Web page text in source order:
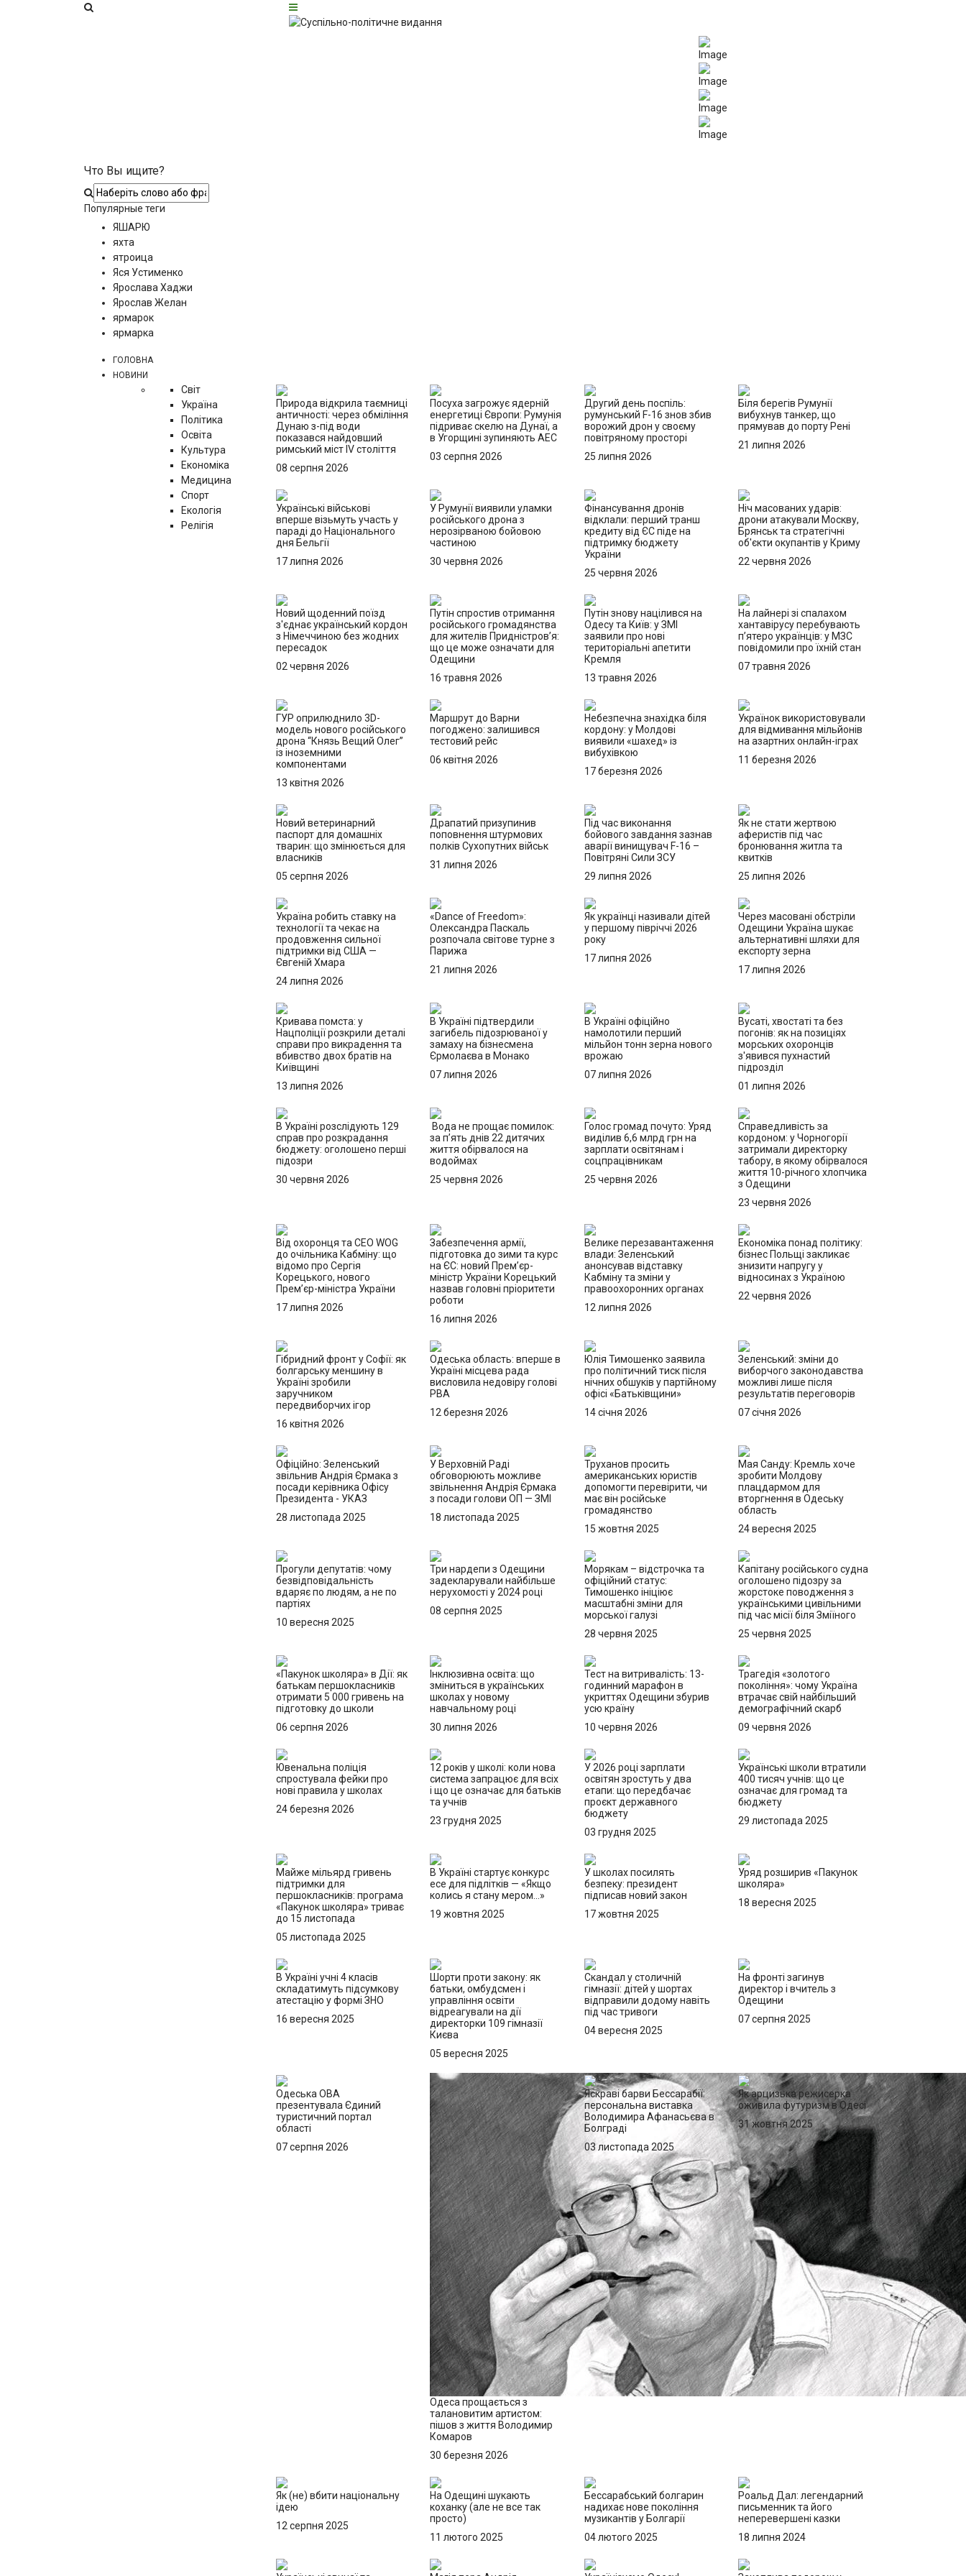
Что Вы ищите?
Популярные теги
ЯШАРЮ
яхта
ятроица
Яся Устименко
Ярослава Хаджи
Ярослав Желан
ярмарок
ярмарка
ГОЛОВНА
НОВИНИ
Світ
Україна
Політика
Освіта
Культура
Економіка
Медицина
Спорт
Екологія
Релігія
Природа відкрила таємниці
античності: через обміління
Дунаю з-під води
показався найдовший
римський міст IV століття
08 серпня 2026
Посуха загрожує ядерній
енергетиці Європи: Румунія
підриває скелю на Дунаї, а
в Угорщині зупиняють АЕС
03 серпня 2026
Другий день поспіль:
румунський F-16 знов збив
ворожий дрон у своєму
повітряному просторі
25 липня 2026
Біля берегів Румунії
вибухнув танкер, що
прямував до порту Рені
21 липня 2026
Українські військові
вперше візьмуть участь у
параді до Національного
дня Бельгії
17 липня 2026
У Румунії виявили уламки
російського дрона з
нерозірваною бойовою
частиною
30 червня 2026
Фінансування дронів
відклали: перший транш
кредиту від ЄС піде на
підтримку бюджету
України
25 червня 2026
Ніч масованих ударів:
дрони атакували Москву,
Брянськ та стратегічні
об'єкти окупантів у Криму
22 червня 2026
Новий щоденний поїзд
з'єднає український кордон
з Німеччиною без жодних
пересадок
02 червня 2026
Путін спростив отримання
російського громадянства
для жителів Придністров’я:
що це може означати для
Одещини
16 травня 2026
Путін знову націлився на
Одесу та Київ: у ЗМІ
заявили про нові
територіальні апетити
Кремля
13 травня 2026
На лайнері зі спалахом
хантавірусу перебувають
п’ятеро українців: у МЗС
повідомили про їхній стан
07 травня 2026
ГУР оприлюднило 3D-
модель нового російського
дрона “Князь Вещий Олег”
із іноземними
компонентами
13 квітня 2026
Маршрут до Варни
погоджено: залишився
тестовий рейс
06 квітня 2026
Небезпечна знахідка біля
кордону: у Молдові
виявили «шахед» із
вибухівкою
17 березня 2026
Українок використовували
для відмивання мільйонів
на азартних онлайн-іграх
11 березня 2026
Новий ветеринарний
паспорт для домашніх
тварин: що змінюється для
власників
05 серпня 2026
Драпатий призупинив
поповнення штурмових
полків Сухопутних військ
31 липня 2026
Під час виконання
бойового завдання зазнав
аварії винищувач F-16 –
Повітряні Сили ЗСУ
29 липня 2026
Як не стати жертвою
аферистів під час
бронювання житла та
квитків
25 липня 2026
Україна робить ставку на
технології та чекає на
продовження сильної
підтримки від США —
Євгеній Хмара
24 липня 2026
«Dance of Freedom»:
Олександра Паскаль
розпочала світове турне з
Парижа
21 липня 2026
Як українці називали дітей
у першому півріччі 2026
року
17 липня 2026
Через масовані обстріли
Одещини Україна шукає
альтернативні шляхи для
експорту зерна
17 липня 2026
Кривава помста: у
Нацполіції розкрили деталі
справи про викрадення та
вбивство двох братів на
Київщині
13 липня 2026
В Україні підтвердили
загибель підозрюваної у
замаху на бізнесмена
Єрмолаєва в Монако
07 липня 2026
В Україні офіційно
намолотили перший
мільйон тонн зерна нового
врожаю
07 липня 2026
Вусаті, хвостаті та без
погонів: як на позиціях
морських охоронців
з'явився пухнастий
підрозділ
01 липня 2026
В Україні розслідують 129
справ про розкрадання
бюджету: оголошено перші
підозри
30 червня 2026
Вода не прощає помилок:
за п’ять днів 22 дитячих
життя обірвалося на
водоймах
25 червня 2026
Голос громад почуто: Уряд
виділив 6,6 млрд грн на
зарплати освітянам і
соцпрацівникам
25 червня 2026
Справедливість за
кордоном: у Чорногорії
затримали директорку
табору, в якому обірвалося
життя 10-річного хлопчика
з Одещини
23 червня 2026
Від охоронця та CEO WOG
до очільника Кабміну: що
відомо про Сергія
Корецького, нового
Прем’єр-міністра України
17 липня 2026
Забезпечення армії,
підготовка до зими та курс
на ЄС: новий Прем’єр-
міністр України Корецький
назвав головні пріоритети
роботи
16 липня 2026
Велике перезавантаження
влади: Зеленський
анонсував відставку
Кабміну та зміни у
правоохоронних органах
12 липня 2026
Економіка понад політику:
бізнес Польщі закликає
знизити напругу у
відносинах з Україною
22 червня 2026
Гібридний фронт у Софії: як
болгарську меншину в
Україні зробили
заручником
передвиборчих ігор
16 квітня 2026
Одеська область: вперше в
Україні місцева рада
висловила недовіру голові
РВА
12 березня 2026
Юлія Тимошенко заявила
про політичний тиск після
нічних обшуків у партійному
офісі «Батьківщини»
14 січня 2026
Зеленський: зміни до
виборчого законодавства
можливі лише після
результатів переговорів
07 січня 2026
Офіційно: Зеленський
звільнив Андрія Єрмака з
посади керівника Офісу
Президента - УКАЗ
28 листопада 2025
У Верховній Раді
обговорюють можливе
звільнення Андрія Єрмака
з посади голови ОП — ЗМІ
18 листопада 2025
Труханов просить
американських юристів
допомогти перевірити, чи
має він російське
громадянство
15 жовтня 2025
Мая Санду: Кремль хоче
зробити Молдову
плацдармом для
вторгнення в Одеську
область
24 вересня 2025
Прогули депутатів: чому
безвідповідальність
вдаряє по людям, а не по
партіях
10 вересня 2025
Три нардепи з Одещини
задекларували найбільше
нерухомості у 2024 році
08 серпня 2025
Морякам – відстрочка та
офіційний статус:
Тимошенко ініціює
масштабні зміни для
морської галузі
28 червня 2025
Капітану російського судна
оголошено підозру за
жорстоке поводження з
українськими цивільними
під час місії біля Зміїного
25 червня 2025
«Пакунок школяра» в Дії: як
батькам першокласників
отримати 5 000 гривень на
підготовку до школи
06 серпня 2026
Інклюзивна освіта: що
зміниться в українських
школах у новому
навчальному році
30 липня 2026
Тест на витривалість: 13-
годинний марафон в
укриттях Одещини збурив
усю країну
10 червня 2026
Трагедія «золотого
покоління»: чому Україна
втрачає свій найбільший
демографічний скарб
09 червня 2026
Ювенальна поліція
спростувала фейки про
нові правила у школах
24 березня 2026
12 років у школі: коли нова
система запрацює для всіх
і що це означає для батьків
та учнів
23 грудня 2025
У 2026 році зарплати
освітян зростуть у два
етапи: що передбачає
проєкт державного
бюджету
03 грудня 2025
Українські школи втратили
400 тисяч учнів: що це
означає для громад та
бюджету
29 листопада 2025
Майже мільярд гривень
підтримки для
першокласників: програма
«Пакунок школяра» триває
до 15 листопада
05 листопада 2025
В Україні стартує конкурс
есе для підлітків — «Якщо
колись я стану мером…»
19 жовтня 2025
У школах посилять
безпеку: президент
підписав новий закон
17 жовтня 2025
Уряд розширив «Пакунок
школяра»
18 вересня 2025
В Україні учні 4 класів
складатимуть підсумкову
атестацію у формі ЗНО
16 вересня 2025
Шорти проти закону: як
батьки, омбудсмен і
управління освіти
відреагували на дії
директорки 109 гімназії
Києва
05 вересня 2025
Скандал у столичній
гімназії: дітей у шортах
відправили додому навіть
під час тривоги
04 вересня 2025
На фронті загинув
директор і вчитель з
Одещини
07 серпня 2025
Одеська ОВА
презентувала Єдиний
туристичний портал
області
07 серпня 2026
Одеса прощається з
талановитим артистом:
пішов з життя Володимир
Комаров
30 березня 2026
Яскраві барви Бессарабії:
персональна виставка
Володимира Афанасьєва в
Болграді
03 листопада 2025
Як арцизька режисерка
оживила футуризм в Одесі
31 жовтня 2025
Як (не) вбити національну
ідею
12 серпня 2025
На Одещині шукають
коханку (але не все так
просто)
11 лютого 2025
Бессарабський болгарин
надихає нове покоління
музикантів у Болгарії
04 лютого 2025
Роальд Дал: легендарний
письменник та його
неперевершені казки
18 липня 2024